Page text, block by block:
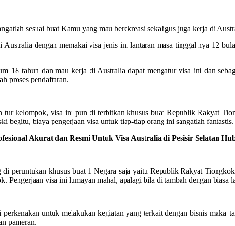
sesuai buat Kamu yang mau berekreasi sekaligus juga kerja di
dengan memakai visa jenis ini lantaran masa tinggal nya 12
18 tahun dan mau kerja di Australia dapat mengatur visa ini dan
proses pendaftaran.
tur kelompok, visa ini pun di terbitkan khusus buat Republik Rakyat
begitu, biaya pengerjaan visa untuk tiap-tiap orang ini sangatlah fantastis.
Akurat dan Resmi Untuk Visa Australia di Pesisir Selatan
peruntukan khusus buat 1 Negara saja yaitu Republik Rakyat
Pengerjaan visa ini lumayan mahal, apalagi bila di tambah dengan biasa
untuk melakukan kegiatan yang terkait dengan bisnis maka
pameran.